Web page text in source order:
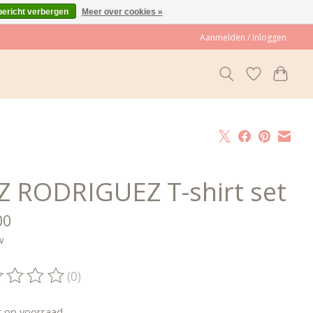
Aanmelden / Inloggen
RODRIGUEZ T-shirt set
van dit product is
(0)
verbergen Meer over cookies »